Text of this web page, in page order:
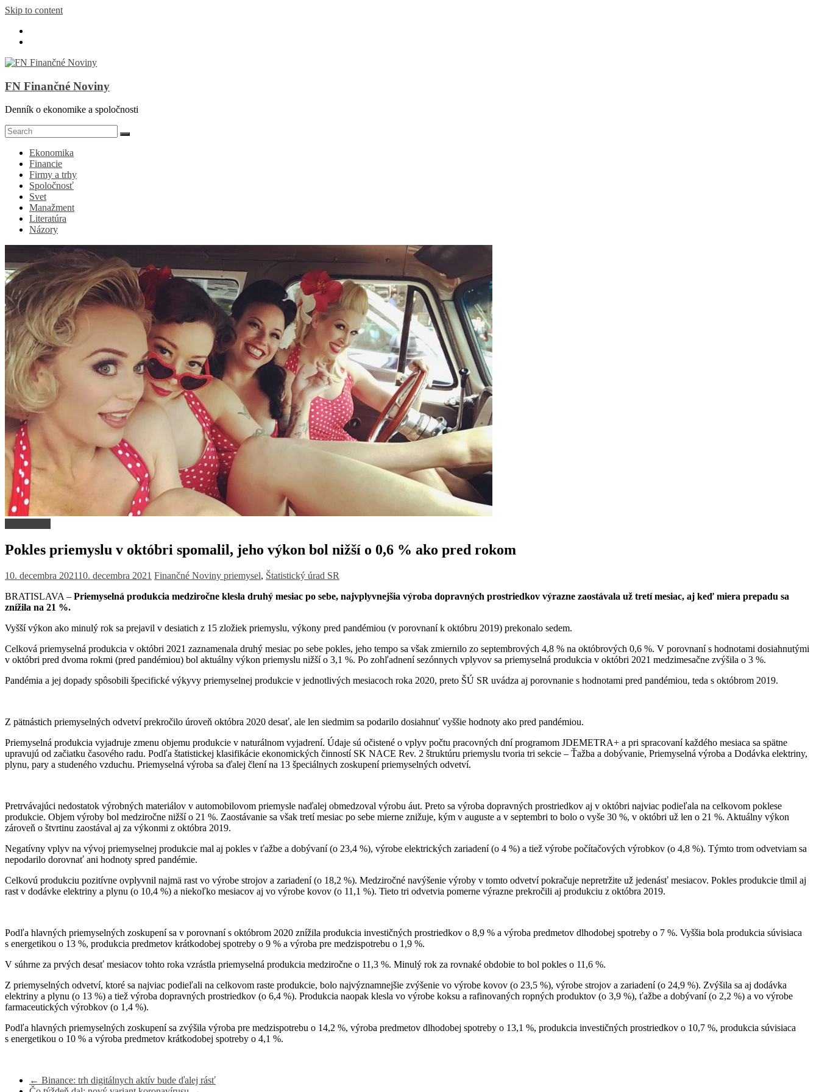
Skip to content
FN Finančné Noviny
Denník o ekonomike a spoločnosti
Ekonomika
Financie
Firmy a trhy
Spoločnosť
Svet
Manažment
Literatúra
Názory
Pokles priemyslu v októbri spomalil, jeho výkon bol nižší o 0,6 % ako pred rokom
10. decembra 202110. decembra 2021 Finančné Noviny priemysel, Štatistický úrad SR
BRATISLAVA – Priemyselná produkcia medziročne klesla druhý mesiac po sebe, najvplyvnejšia výroba dopravných prostriedkov výrazne zaostávala už tretí mesiac, aj keď miera prepadu sa
znížila na 21 %.
Vyšší výkon ako minulý rok sa prejavil v desiatich z 15 zložiek priemyslu, výkony pred pandémiou (v porovnaní k októbru 2019) prekonalo sedem.
Celková priemyselná produkcia v októbri 2021 zaznamenala druhý mesiac po sebe pokles, jeho tempo sa však zmiernilo zo septembrových 4,8 % na októbrových 0,6 %. V porovnaní s hodnotami dosiahnutými
v októbri pred dvoma rokmi (pred pandémiou) bol aktuálny výkon priemyslu nižší o 3,1 %. Po zohľadnení sezónnych vplyvov sa priemyselná produkcia v októbri 2021 medzimesačne zvýšila o 3 %.
Pandémia a jej dopady spôsobili špecifické výkyvy priemyselnej produkcie v jednotlivých mesiacoch roka 2020, preto ŠÚ SR uvádza aj porovnanie s hodnotami pred pandémiou, teda s októbrom 2019.
Z pätnástich priemyselných odvetví prekročilo úroveň októbra 2020 desať, ale len siedmim sa podarilo dosiahnuť vyššie hodnoty ako pred pandémiou.
Priemyselná produkcia vyjadruje zmenu objemu produkcie v naturálnom vyjadrení. Údaje sú očistené o vplyv počtu pracovných dní programom JDEMETRA+ a pri spracovaní každého mesiaca sa spätne
upravujú od začiatku časového radu. Podľa štatistickej klasifikácie ekonomických činností SK NACE Rev. 2 štruktúru priemyslu tvoria tri sekcie – Ťažba a dobývanie, Priemyselná výroba a Dodávka elektriny,
plynu, pary a studeného vzduchu. Priemyselná výroba sa ďalej člení na 13 špeciálnych zoskupení priemyselných odvetví.
Pretrvávajúci nedostatok výrobných materiálov v automobilovom priemysle naďalej obmedzoval výrobu áut. Preto sa výroba dopravných prostriedkov aj v októbri najviac podieľala na celkovom poklese
produkcie. Objem výroby bol medziročne nižší o 21 %. Zaostávanie sa však tretí mesiac po sebe mierne znižuje, kým v auguste a v septembri to bolo o vyše 30 %, v októbri už len o 21 %. Aktuálny výkon
zároveň o štvrtinu zaostával aj za výkonmi z októbra 2019.
Negatívny vplyv na vývoj priemyselnej produkcie mal aj pokles v ťažbe a dobývaní (o 23,4 %), výrobe elektrických zariadení (o 4 %) a tiež výrobe počítačových výrobkov (o 4,8 %). Týmto trom odvetviam sa
nepodarilo dorovnať ani hodnoty spred pandémie.
Celkovú produkciu pozitívne ovplyvnil najmä rast vo výrobe strojov a zariadení (o 18,2 %). Medziročné navýšenie výroby v tomto odvetví pokračuje nepretržite už jedenásť mesiacov. Pokles produkcie tlmil aj
rast v dodávke elektriny a plynu (o 10,4 %) a niekoľko mesiacov aj vo výrobe kovov (o 11,1 %). Tieto tri odvetvia pomerne výrazne prekročili aj produkciu z októbra 2019.
Podľa hlavných priemyselných zoskupení sa v porovnaní s októbrom 2020 znížila produkcia investičných prostriedkov o 8,9 % a výroba predmetov dlhodobej spotreby o 7 %. Vyššia bola produkcia súvisiaca
s energetikou o 13 %, produkcia predmetov krátkodobej spotreby o 9 % a výroba pre medzispotrebu o 1,9 %.
V súhrne za prvých desať mesiacov tohto roka vzrástla priemyselná produkcia medziročne o 11,3 %. Minulý rok za rovnaké obdobie to bol pokles o 11,6 %.
Z priemyselných odvetví, ktoré sa najviac podieľali na celkovom raste produkcie, bolo najvýznamnejšie zvýšenie vo výrobe kovov (o 23,5 %), výrobe strojov a zariadení (o 24,9 %). Zvýšila sa aj dodávka
elektriny a plynu (o 13 %) a tiež výroba dopravných prostriedkov (o 6,4 %). Produkcia naopak klesla vo výrobe koksu a rafinovaných ropných produktov (o 3,9 %), ťažbe a dobývaní (o 2,2 %) a vo výrobe
farmaceutických výrobkov (o 1,4 %).
Podľa hlavných priemyselných zoskupení sa zvýšila výroba pre medzispotrebu o 14,2 %, výroba predmetov dlhodobej spotreby o 13,1 %, produkcia investičných prostriedkov o 10,7 %, produkcia súvisiaca
s energetikou o 10 % a výroba predmetov krátkodobej spotreby o 4,1 %.
← Binance: trh digitálnych aktív bude ďalej rásť